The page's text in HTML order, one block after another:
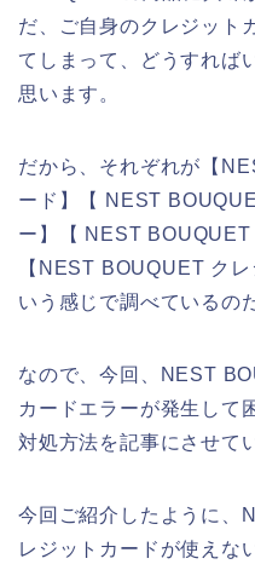
だ、ご自身のクレジット
てしまって、どうすれば
思います。
だから、それぞれが【
ード】【 NEST
ー】【 NEST
【NEST BOUQUET ク
いう感じで調べているの
なので、今回、NEST
カードエラーが発生して
対処方法を記事にさせて
今回ご紹介したように、
レジットカードが使えな